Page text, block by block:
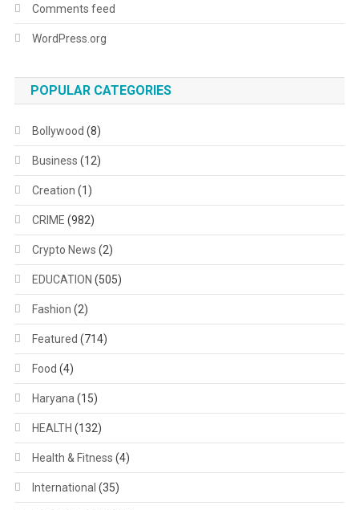
Comments feed
WordPress.org
POPULAR CATEGORIES
Bollywood (8)
Business (12)
Creation (1)
CRIME (982)
Crypto News (2)
EDUCATION (505)
Fashion (2)
Featured (714)
Food (4)
Haryana (15)
HEALTH (132)
Health & Fitness (4)
International (35)